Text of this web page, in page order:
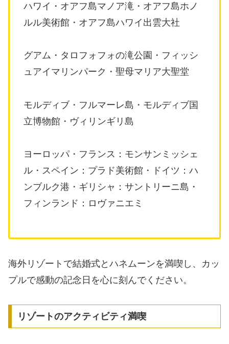
ハワイ・オアフ島マノア滝・オアフ島ホノ
ルル美術館・オアフ島ハワイ出雲大社
グアム・タロフォフォの滝公園・フィッシ
ュアイマリンパーク・聖母マリア大聖堂
モルディブ・フルマーレ島・モルディブ国
立博物館・ヴィリンギリ島
ヨーロッパ・フランス：モンサンミッシェ
ル・スペイン：プラド美術館・ドイツ：ハ
ンブルク港・ギリシャ：サントリーニ島・
フィンランド：ロヴァニエミ
海外リゾートで結婚式とハネムーンを満喫し、カッ
プルで感動の記念日を心に刻んでください。
リゾートのアクティビティ満喫